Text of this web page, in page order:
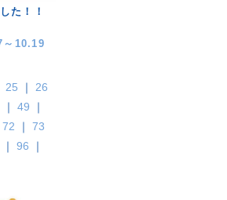
た！！
～10.19
25 ｜ 26
｜ 49 ｜
72 ｜ 73
｜ 96 ｜